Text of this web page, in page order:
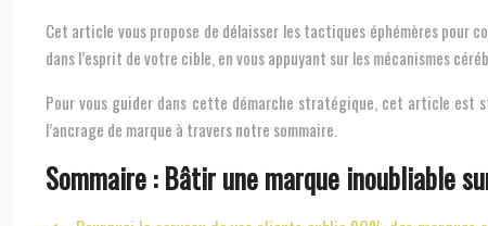
Cet article vous propose de délaisser les tactiques éphémères pour
dans l’esprit de votre cible, en vous appuyant sur les mécanismes
Pour vous guider dans cette démarche stratégique, cet article est
l’ancrage de marque à travers notre sommaire.
Sommaire : Bâtir une marque inoubliable